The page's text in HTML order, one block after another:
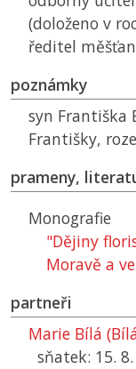
(doloženo v
ředitel
poznámky
syn Františka
Františky,
prameny,
Monografie
"Dějiny
Moravě a
partneři
Marie Bílá
sňatek: 15.